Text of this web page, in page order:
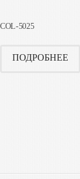
COL-5025
ПОДРОБНЕЕ